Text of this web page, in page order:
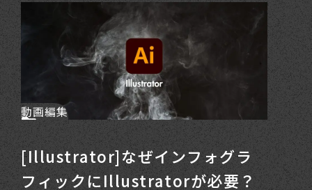
動画編集
[Illustrator]なぜインフォグラ
フィックにIllustratorが必要？